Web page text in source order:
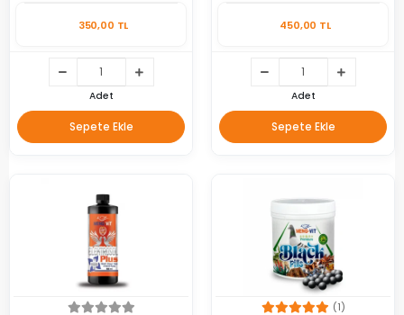
350,00 TL
Adet
Sepete Ekle
450,00 TL
Adet
Sepete Ekle
(1)